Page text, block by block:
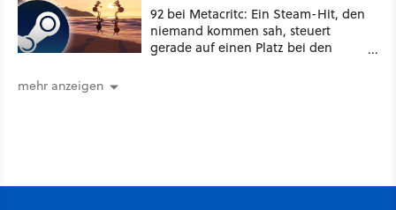
92 bei Metacritc: Ein Steam-Hit, den
niemand kommen sah, steuert
gerade auf einen Platz bei den
mehr anzeigen